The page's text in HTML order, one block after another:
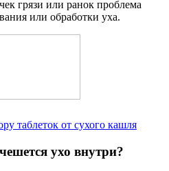
грязи или ранок проблема
или обработки уха.
таблеток от сухого кашля
ухо внутри?